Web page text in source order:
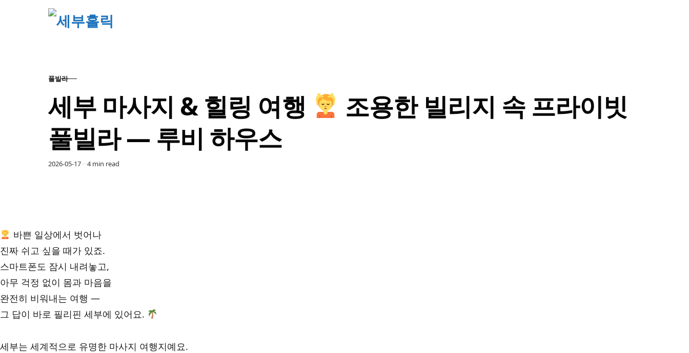
Skip to content
CATEGORY
풀빌라
세부 마사지 & 힐링 여행
조용한 빌리지 속 프라이빗
풀빌라 — 루비 하우스
Published
2026-05-17 4 min read
바쁜 일상에서 벗어나
진짜 쉬고 싶을 때가 있죠.
스마트폰도 잠시 내려놓고,
아무 걱정 없이 몸과 마음을
완전히 비워내는 여행 —
그 답이 바로 필리핀 세부에 있어요.
세부는 세계적으로 유명한 마사지 여행지예요.